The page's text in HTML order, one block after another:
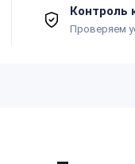
Контроль
Проверяем